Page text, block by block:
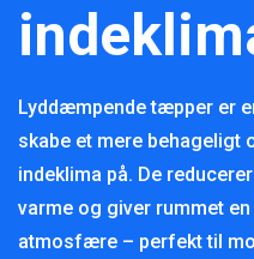
Lyddæmpende tæpper er
skabe et mere behageligt
indeklima på. De
varme og giver rummet
atmosfære – perfekt til